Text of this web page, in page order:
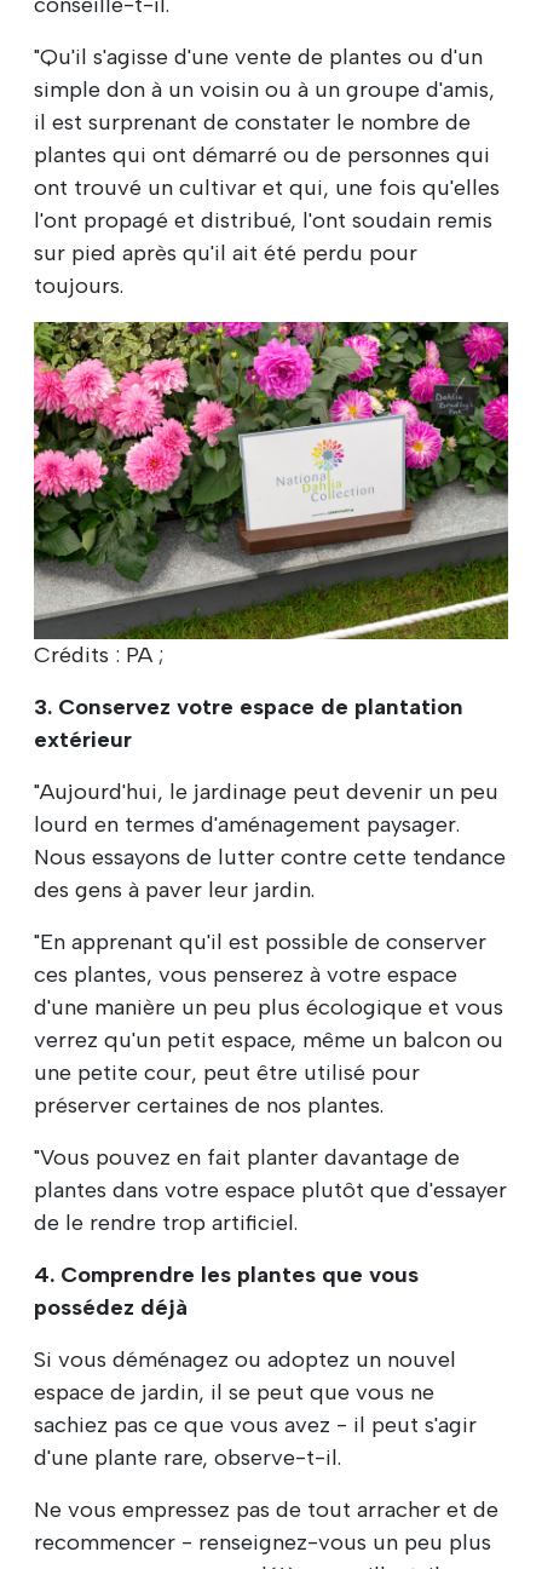
"Qu'il s'agisse d'une vente de plantes ou d'un
simple don à un voisin ou à un groupe d'amis,
il est surprenant de constater le nombre de
plantes qui ont démarré ou de personnes qui
ont trouvé un cultivar et qui, une fois qu'elles
l'ont propagé et distribué, l'ont soudain remis
sur pied après qu'il ait été perdu pour
toujours.
Crédits : PA ;
3. Conservez votre espace de plantation
extérieur
"Aujourd'hui, le jardinage peut devenir un peu
lourd en termes d'aménagement paysager.
Nous essayons de lutter contre cette tendance
des gens à paver leur jardin.
"En apprenant qu'il est possible de conserver
ces plantes, vous penserez à votre espace
d'une manière un peu plus écologique et vous
verrez qu'un petit espace, même un balcon ou
une petite cour, peut être utilisé pour
préserver certaines de nos plantes.
"Vous pouvez en fait planter davantage de
plantes dans votre espace plutôt que d'essayer
de le rendre trop artificiel.
4. Comprendre les plantes que vous
possédez déjà
Si vous déménagez ou adoptez un nouvel
espace de jardin, il se peut que vous ne
sachiez pas ce que vous avez - il peut s'agir
d'une plante rare, observe-t-il.
Ne vous empressez pas de tout arracher et de
recommencer - renseignez-vous un peu plus